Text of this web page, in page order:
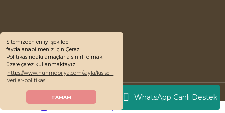
Sitemizden en iyi şekilde
faydalanabilmeniz için Çerez
Politikasındaki amaçlarla sınırlı olmak
üzere çerez kullanmaktayız.
https://www.nuhmobilya.com/sayfa/kisisel-
veriler-politikasi
TAMAM WhatsApp Canlı Destek
© 2022 Nuh Mobilya, Tüm Hakları Saklıdır.